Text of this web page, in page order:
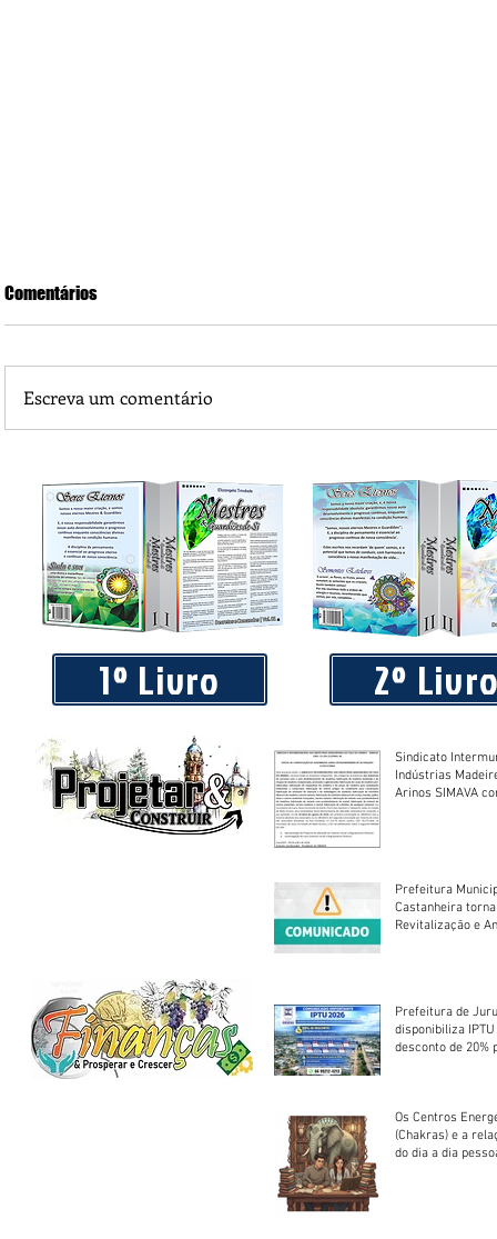
Piá Lava Jato, de Juara, torna público que requereu
Instalação e Operação
Comentários
Escreva um comentário
1º Livro 2º
Sindicato
Indústrias
Arinos SIMAVA convoca à
Prefeitura
Castanheira
Revitalização e
Prefeitura de
disponibiliza
desconto de 20%
Os Centros
(Chakras) e a
do dia a dia